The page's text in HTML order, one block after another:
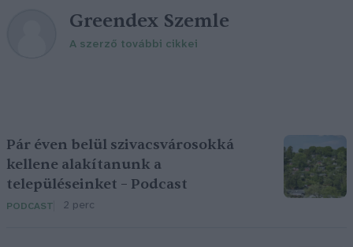
Greendex Szemle
A szerző további cikkei
Pár éven belül szivacsvárosokká
kellene alakítanunk a
településeinket – Podcast
PODCAST 2 perc